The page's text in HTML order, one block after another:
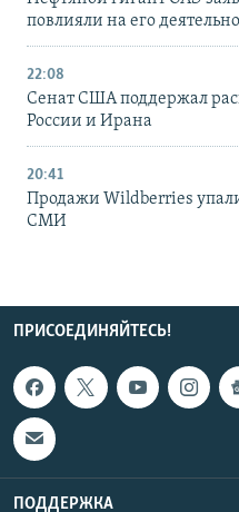
повлияли на его
22:08
Сенат США поддержал
России и Ирана
20:41
Продажи Wildberries
СМИ
ПРИСОЕДИНЯЙТЕСЬ!
ПОДДЕРЖКА